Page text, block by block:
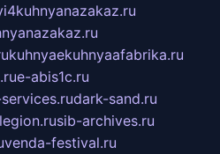
kuhnyaekuhnyaafabrika.ru
e-abis1c.ru
dark-sand.ru
sib-archives.ru
venda-festival.ru